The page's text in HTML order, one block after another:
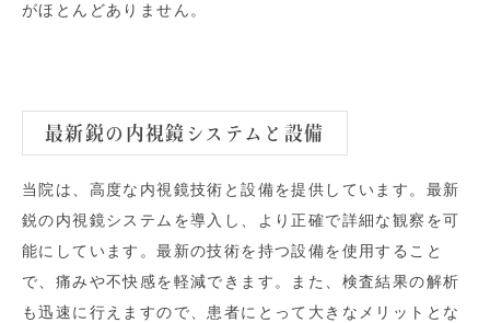
がほとんどありません。
最新鋭の内視鏡システムと設備
当院は、高度な内視鏡技術と設備を提供しています。最新
鋭の内視鏡システムを導入し、より正確で詳細な観察を可
能にしています。最新の技術を持つ設備を使用すること
で、痛みや不快感を軽減できます。また、検査結果の解析
も迅速に行えますので、患者にとって大きなメリットとな